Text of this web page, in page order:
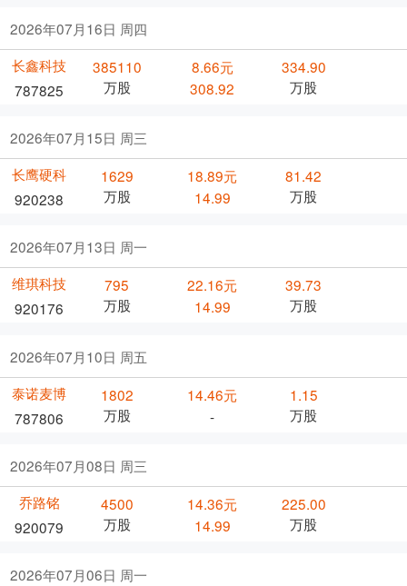
2026年07月16日 周四
长鑫科技
787825
385110
万股
8.66元
308.92
334.90
万股
2026年07月15日 周三
长鹰硬科
920238
1629
万股
18.89元
14.99
81.42
万股
2026年07月13日 周一
维琪科技
920176
795
万股
22.16元
14.99
39.73
万股
2026年07月10日 周五
泰诺麦博
787806
1802
万股
14.46元
-
1.15
万股
2026年07月08日 周三
乔路铭
920079
4500
万股
14.36元
14.99
225.00
万股
2026年07月06日 周一